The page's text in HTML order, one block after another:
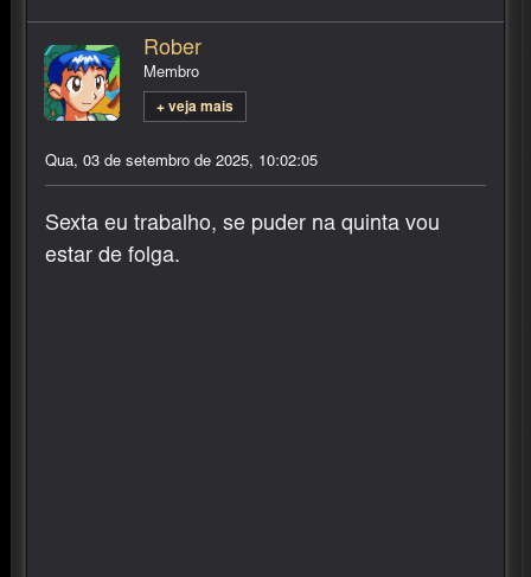
Rober
Membro
+ veja mais
Qua, 03 de setembro de 2025, 10:02:05
Sexta eu trabalho, se puder na quinta vou
estar de folga.